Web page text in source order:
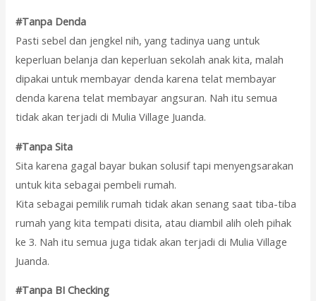
#Tanpa Denda
Pasti sebel dan jengkel nih, yang tadinya uang untuk
keperluan belanja dan keperluan sekolah anak kita, malah
dipakai untuk membayar denda karena telat membayar
denda karena telat membayar angsuran. Nah itu semua
tidak akan terjadi di Mulia Village Juanda.
#Tanpa Sita
Sita karena gagal bayar bukan solusif tapi menyengsarakan
untuk kita sebagai pembeli rumah.
Kita sebagai pemilik rumah tidak akan senang saat tiba-tiba
rumah yang kita tempati disita, atau diambil alih oleh pihak
ke 3. Nah itu semua juga tidak akan terjadi di Mulia Village
Juanda.
#Tanpa BI Checking